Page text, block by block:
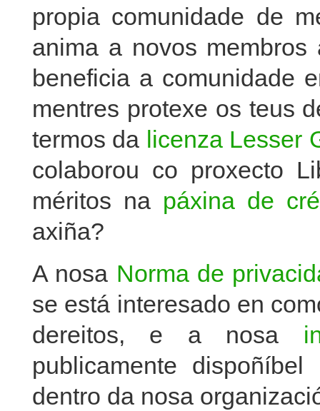
propia comunidade de
anima a novos
beneficia a comunidade
mentres protexe os teus
termos da licenza Lesser
colaborou co proxecto
méritos na páxina de
axiña?
A nosa Norma de
se está interesado en
dereitos, e a nosa
publicamente
dentro da nosa